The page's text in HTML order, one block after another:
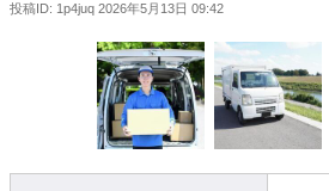
投稿ID: 1p4juq 2026年5月13日 09:42